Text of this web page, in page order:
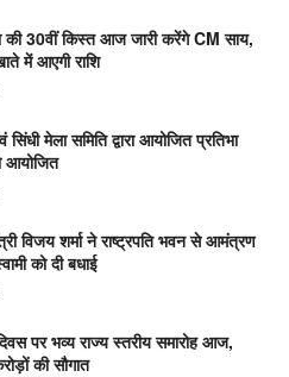
की 30वीं किस्त आज जारी करेंगे CM साय,
में आएगी राशि
मेला समिति द्वारा आयोजित प्रतिभा
आयोजित
विजय शर्मा ने राष्ट्रपति भवन से आमंत्रण
को दी बधाई
पर भव्य राज्य स्तरीय समारोह आज,
की सौगात